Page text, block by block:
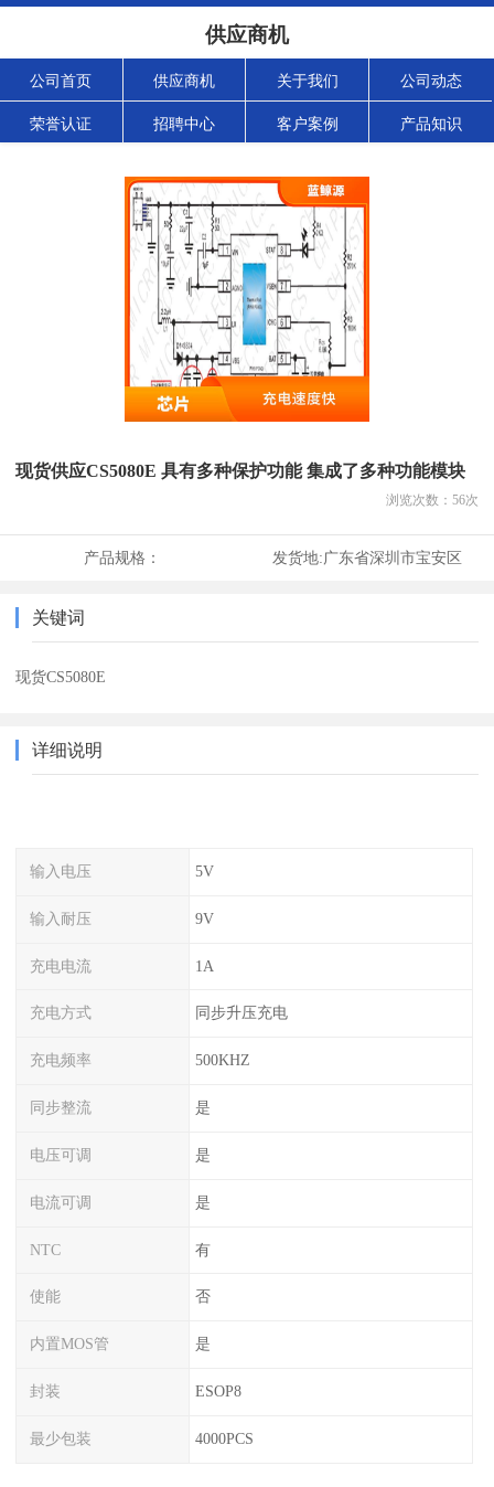
供应商机
公司首页 供应商机 关于我们 公司动态
荣誉认证 招聘中心 客户案例 产品知识
现货供应CS5080E 具有多种保护功能 集成了多种功能模块
浏览次数： 56次
产品规格： 发货地:广东省深圳市宝安区
关键词
现货CS5080E
详细说明
输入电压 5V
输入耐压 9V
充电电流 1A
充电方式 同步升压充电
充电频率 500KHZ
同步整流 是
电压可调 是
电流可调 是
NTC 有
使能 否
内置MOS管 是
封装 ESOP8
最少包装 4000PCS